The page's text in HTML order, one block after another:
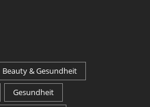
Beauty & Gesundheit
Gesundheit